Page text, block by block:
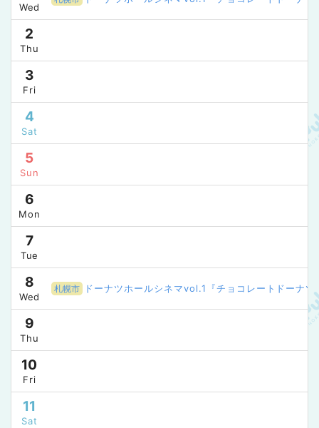
Wed
2
Thu
3
Fri
4
Sat
5
Sun
6
Mon
7
Tue
8
Wed
札幌市 ドーナツホールシネマvol.1『チョコレートドーナ
9
Thu
10
Fri
11
Sat